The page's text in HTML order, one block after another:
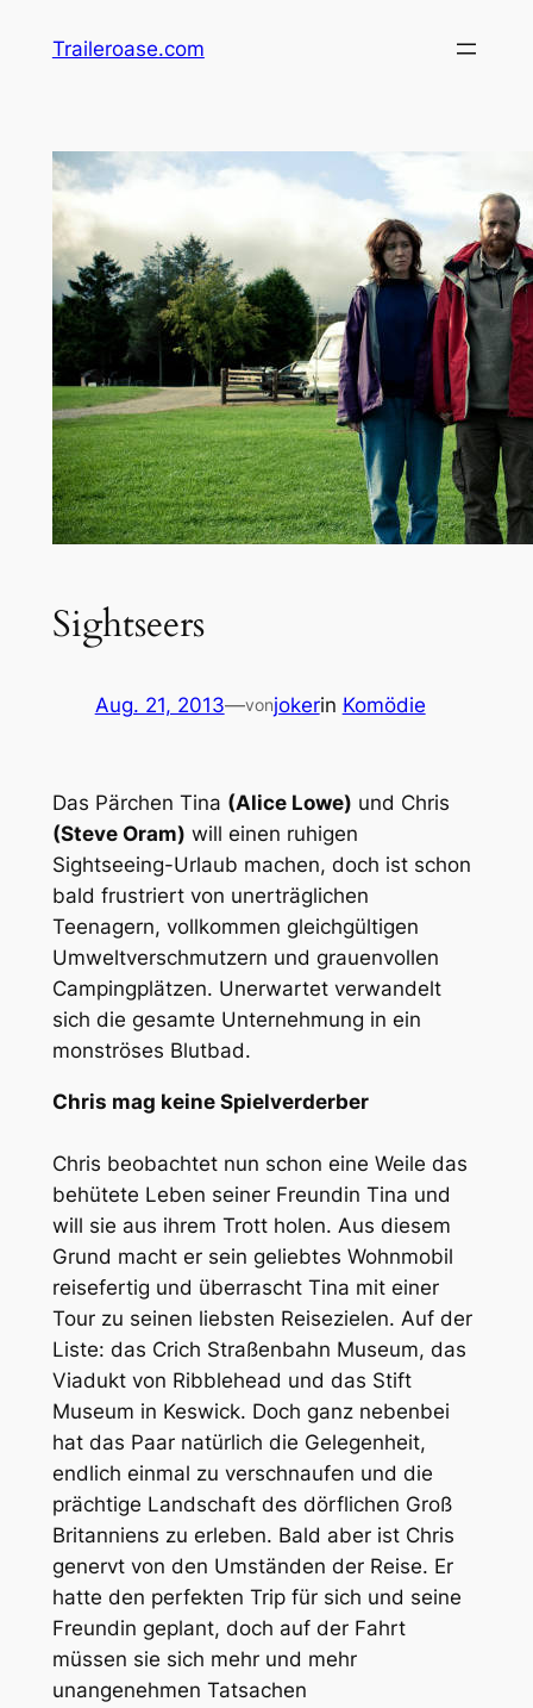
InhaltTraileroase.com
Sightseers
Aug. 21, 2013—vonjokerin Komödie
Das Pärchen Tina (Alice Lowe) und Chris
(Steve Oram) will einen ruhigen
Sightseeing-Urlaub machen, doch ist schon
bald frustriert von unerträglichen
Teenagern, vollkommen gleichgültigen
Umweltverschmutzern und grauenvollen
Campingplätzen. Unerwartet verwandelt
sich die gesamte Unternehmung in ein
monströses Blutbad.
Chris mag keine Spielverderber
Chris beobachtet nun schon eine Weile das
behütete Leben seiner Freundin Tina und
will sie aus ihrem Trott holen. Aus diesem
Grund macht er sein geliebtes Wohnmobil
reisefertig und überrascht Tina mit einer
Tour zu seinen liebsten Reisezielen. Auf der
Liste: das Crich Straßenbahn Museum, das
Viadukt von Ribblehead und das Stift
Museum in Keswick. Doch ganz nebenbei
hat das Paar natürlich die Gelegenheit,
endlich einmal zu verschnaufen und die
prächtige Landschaft des dörflichen Groß
Britanniens zu erleben. Bald aber ist Chris
genervt von den Umständen der Reise. Er
hatte den perfekten Trip für sich und seine
Freundin geplant, doch auf der Fahrt
müssen sie sich mehr und mehr
unangenehmen Tatsachen